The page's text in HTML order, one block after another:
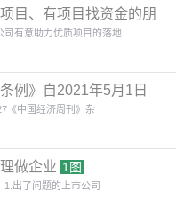
目、有项目找资金的朋
司有意助力优质项目的落地
例》自2021年5月1日
《中国经济周刊》杂
做企业 1图
出了问题的上市公司